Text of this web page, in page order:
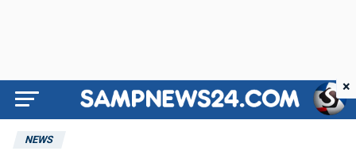
NEWS
×